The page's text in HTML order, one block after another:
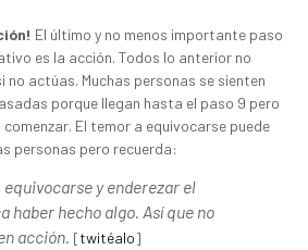
El último y no menos importante paso
es la acción. Todos lo anterior no
no actúas. Muchas personas se sienten
porque llegan hasta el paso 9 pero
comenzar. El temor a equivocarse puede
personas pero recuerda:
y enderezar el
haber hecho algo. Así que no
acción. [twitéalo]